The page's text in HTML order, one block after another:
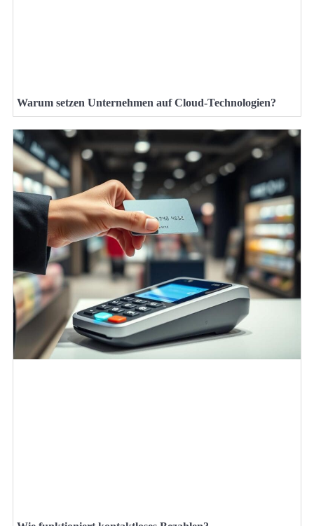
Warum setzen Unternehmen auf Cloud-Technologien?